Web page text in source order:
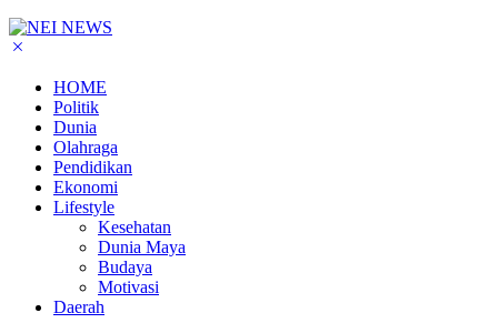
HOME
Politik
Dunia
Olahraga
Pendidikan
Ekonomi
Lifestyle
Kesehatan
Dunia Maya
Budaya
Motivasi
Daerah